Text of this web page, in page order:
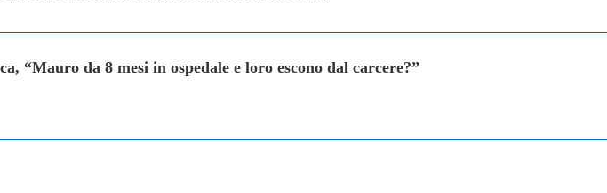
“Mauro da 8 mesi in ospedale e loro escono dal carcere?”